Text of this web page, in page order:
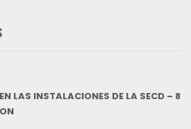
LAS INSTALACIONES DE LA SECD – 8